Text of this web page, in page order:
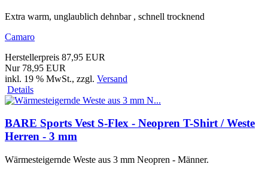
Extra warm, unglaublich dehnbar , schnell trocknend
Camaro
Herstellerpreis 87,95 EUR
Nur 78,95 EUR
inkl. 19 % MwSt., zzgl. Versand
Details
BARE Sports Vest S-Flex - Neopren T-Shirt / Weste
Herren - 3 mm
Wärmesteigernde Weste aus 3 mm Neopren - Männer.